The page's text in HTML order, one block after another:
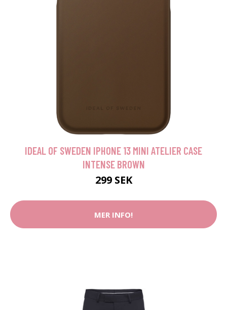
IDEAL OF SWEDEN IPHONE 13 MINI ATELIER CASE
INTENSE BROWN
299 SEK
MER INFO!